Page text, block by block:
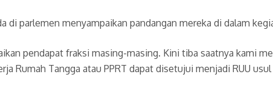
di parlemen menyampaikan pandangan mereka di dalam
pendapat fraksi masing-masing. Kini tiba saatnya kami
Rumah Tangga atau PPRT dapat disetujui menjadi RUU